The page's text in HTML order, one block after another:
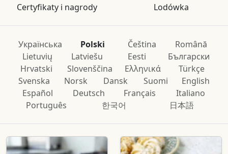
Certyfikaty i nagrody Lodówka
Українська Polski Čeština
Română
Lietuvių
Latviešu Eesti
Български
Hrvatski
Slovenščina Ελληνικά
Türkçe
Svenska
Norsk Dansk Suomi
English
Español
Deutsch Français
Italiano
Português
한국어 日本語